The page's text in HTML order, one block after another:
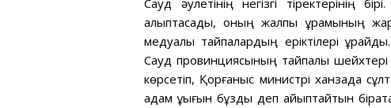
Сауд әулетінің негізгі тіректерінің
қалыптасады, оның жалпы құрамының
медуалық тайпалардың еріктілері
Сауд провинциясының тайпалық
көрсетіп, Қорғаныс министрі ханзада
адам құқығын бұзды деп айыптайтын